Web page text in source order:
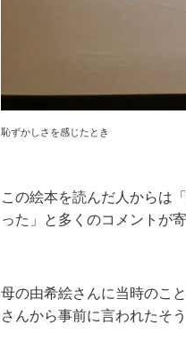
恥ずかしさを感じたとき
この絵本を読んだ人からは
った」と多くのコメントが
母の由希絵さんに当時のこ
さんから事前に言われたそう